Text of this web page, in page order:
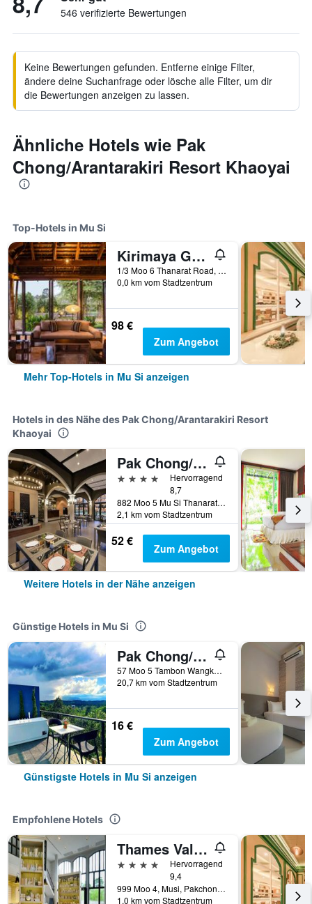
546 verifizierte Bewertungen
Keine Bewertungen gefunden. Entferne einige Filter,
ändere deine Suchanfrage oder lösche alle Filter, um dir
die Bewertungen anzeigen zu lassen.
Ähnliche Hotels wie Pak
Chong/Arantarakiri Resort Khaoyai
Top-Hotels in Mu Si
Kirimaya Golf Resort Spa - Sha Plus Certified
1/3 Moo 6 Thanarat Road, Moo-Si, Pakchong, Mu Si, Thailand
0,0 km vom Stadtzentrum
98 €
Zum Angebot
Mehr Top-Hotels in Mu Si anzeigen
Hotels in des Nähe des Pak Chong/Arantarakiri Resort
Khaoyai
Pak Chong/Le Monte Hotel Khao Yai
4 Sterne
Hervorragend
8,7
882 Moo 5 Mu Si Thanarat Rd, Mu Si, Thailand
2,1 km vom Stadtzentrum
52 € Zum Angebot
Weitere Hotels in der Nähe anzeigen
Günstige Hotels in Mu Si
Pak Chong/Kirirath Resort
57 Moo 5 Tambon Wangkata, Mu Si, Thailand
20,7 km vom Stadtzentrum
16 €
Zum Angebot
Günstigste Hotels in Mu Si anzeigen
Empfohlene Hotels
Thames Valley Khao Yai
4 Sterne
Hervorragend
9,4
999 Moo 4, Musi, Pakchong, Nakorn Ratchasima 30450, Mu Si, Thailand
1,0 km vom Stadtzentrum